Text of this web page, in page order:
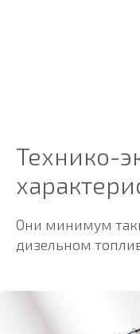
Технико-
Они минимум
дизельном